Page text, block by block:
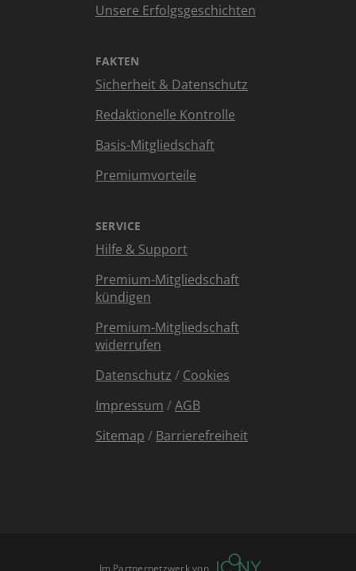
Unsere Erfolgsgeschichten
FAKTEN
Sicherheit & Datenschutz
Redaktionelle Kontrolle
Basis-Mitgliedschaft
Premiumvorteile
SERVICE
Hilfe & Support
Premium-Mitgliedschaft
kündigen
Premium-Mitgliedschaft
widerrufen
Datenschutz / Cookies
Impressum /AGB
Sitemap / Barrierefreiheit
Im Partnernetzwerk von